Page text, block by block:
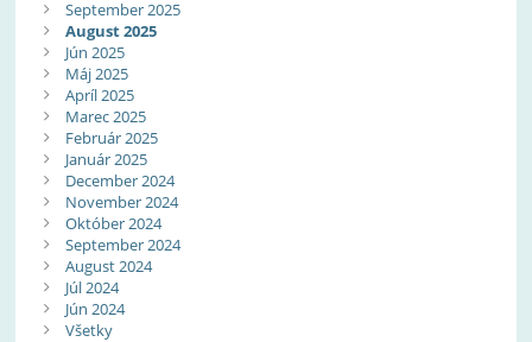
September 2025
August 2025
Jún 2025
Máj 2025
Apríl 2025
Marec 2025
Február 2025
Január 2025
December 2024
November 2024
Október 2024
September 2024
August 2024
Júl 2024
Jún 2024
Všetky